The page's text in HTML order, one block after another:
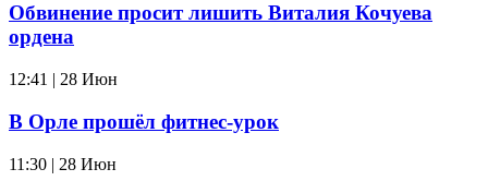
Обвинение просит лишить Виталия Кочуева
ордена
12:41 | 28 Июн
В Орле прошёл фитнес-урок
11:30 | 28 Июн